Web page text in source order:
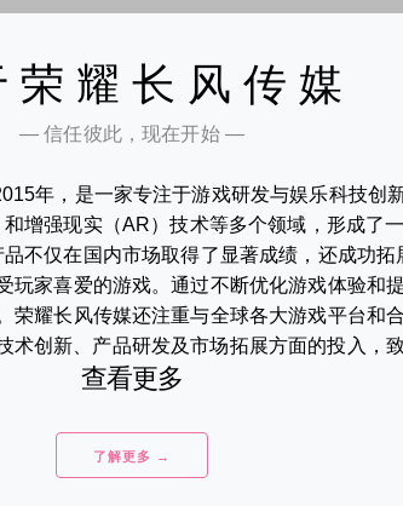
荣耀长风传媒
— 信任彼此，现在开始 —
年，是一家专注于游戏研发与娱乐科技创
增强现实（AR）技术等多个领域，形成了
不仅在国内市场取得了显著成绩，还成功
玩家喜爱的游戏。通过不断优化游戏体验和
耀长风传媒还注重与全球各大游戏平台和
术创新、产品研发及市场拓展方面的投入，
查看更多
了解更多 →